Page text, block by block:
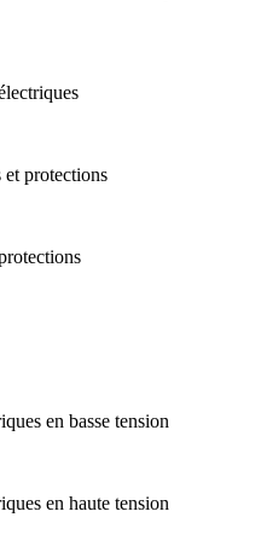
et protections
en basse tension
en haute tension